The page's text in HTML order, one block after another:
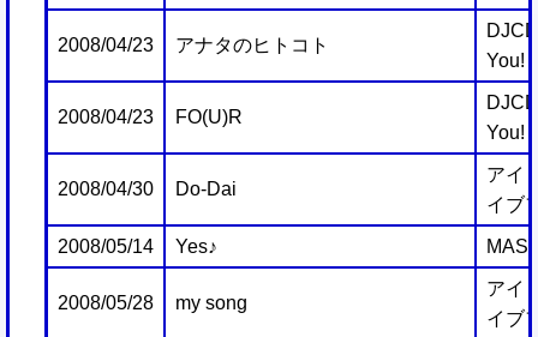
2008/04/23 アナタのヒトコト
You!
2008/04/23 FO(U)R
You!
2008/04/30 Do-Dai
アイ
イブ
2008/05/14 Yes♪
2008/05/28 my song
アイ
イブ